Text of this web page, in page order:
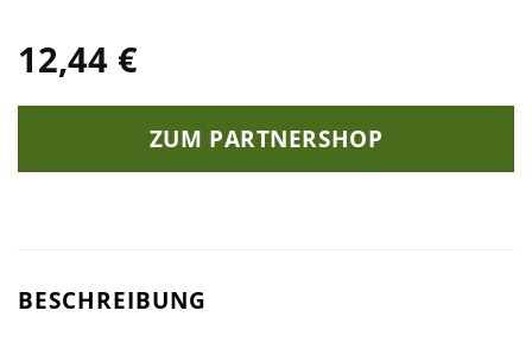
12,44 €
ZUM PARTNERSHOP
BESCHREIBUNG